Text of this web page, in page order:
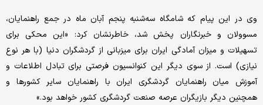
وی در این پیام که شامگاه سه‌شنبه پنجم آبان ماه در جمع راهنمایان،
مسوولان و خبرنگاران پخش شد، خاطرنشان کرد: «این محکی برای
تسهیلات و میزان آمادگی ایران برای میزبانی از گردشگران دنیا (با هر نوع
نیازی) است. از سوی دیگر این کنوانسیون فرصتی برای تبادل اطلاعات و
آموزش میان راهنمایان گردشگری ایران با راهنمایان سایر کشورها و
همچنین دیگر بازیگران عرصه صنعت گردشگری کشور خواهد بود.»